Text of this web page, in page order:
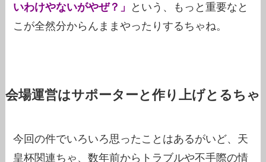
いわけやないがやぜ？」
という、もっと重要なと
こが全然分からんままやったりするちゃね。
会場運営はサポーターと作り上げとるちゃ
今回の件でいろいろ思ったことはあるがいど、天
皇杯関連ちゃ、数年前からトラブルや不手際の情